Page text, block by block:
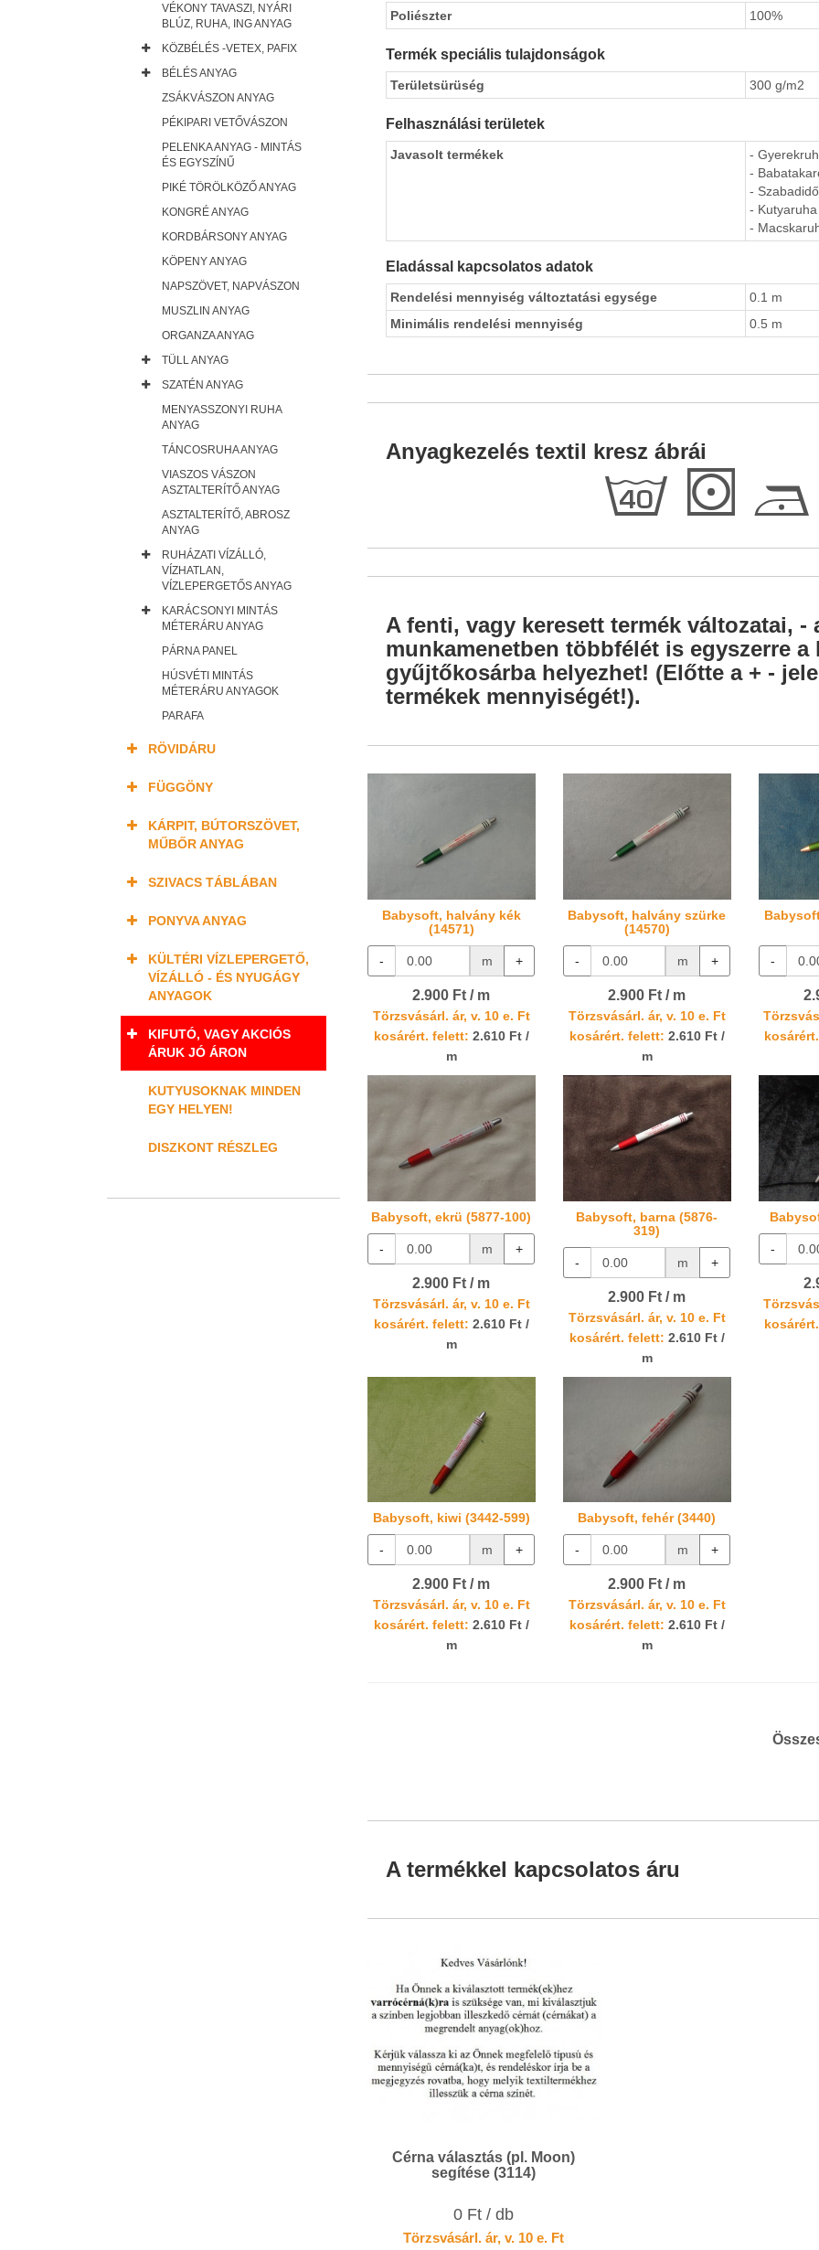
Poliészter 100%
Termék speciális tulajdonságok
Területsürüség 300 g/m2
Felhasználási területek
Javasolt termékek
-
-
-
- Kutyaruha
-
Eladással kapcsolatos adatok
Rendelési mennyiség változtatási egysége
0.1 m
Minimális rendelési mennyiség
0.5 m
Anyagkezelés textil kresz ábrái
h S D
A fenti, vagy keresett termék változatai,
munkamenetben többfélét is egyszerre
gyűjtőkosárba helyezhet! (Előtte a + -
termékek mennyiségét!).
Babysoft, halvány kék
(14571)
- m +
2.900 Ft / m
Törzsvásárl. ár, v. 10 e. Ft
kosárért. felett: 2.610 Ft /
m
Babysoft, halvány szürke
(14570)
- m +
2.900 Ft / m
Törzsvásárl. ár, v. 10 e. Ft
kosárért. felett: 2.610 Ft /
m
-
Babysoft, ekrü (5877-100)
- m +
2.900 Ft / m
Törzsvásárl. ár, v. 10 e. Ft
kosárért. felett: 2.610 Ft /
m
Babysoft, barna (5876-
319)
- m +
2.900 Ft / m
Törzsvásárl. ár, v. 10 e. Ft
kosárért. felett: 2.610 Ft /
m
-
Babysoft, kiwi (3442-599)
- m +
2.900 Ft / m
Törzsvásárl. ár, v. 10 e. Ft
kosárért. felett: 2.610 Ft /
m
Babysoft, fehér (3440)
- m +
2.900 Ft / m
Törzsvásárl. ár, v. 10 e. Ft
kosárért. felett: 2.610 Ft /
m
A termékkel kapcsolatos áru
Cérna választás (pl. Moon)
segítése (3114)
0 Ft / db
Törzsvásárl. ár, v. 10 e. Ft
VÉKONY TAVASZI, NYÁRI
BLÚZ, RUHA, ING ANYAG
KÖZBÉLÉS -VETEX, PAFIX
BÉLÉS ANYAG
ZSÁKVÁSZON ANYAG
PÉKIPARI VETŐVÁSZON
PELENKA ANYAG - MINTÁS
ÉS EGYSZÍNŰ
PIKÉ TÖRÖLKÖZŐ ANYAG
KONGRÉ ANYAG
KORDBÁRSONY ANYAG
KÖPENY ANYAG
NAPSZÖVET, NAPVÁSZON
MUSZLIN ANYAG
ORGANZA ANYAG
TÜLL ANYAG
SZATÉN ANYAG
MENYASSZONYI RUHA
ANYAG
TÁNCOSRUHA ANYAG
VIASZOS VÁSZON
ASZTALTERÍTŐ ANYAG
ASZTALTERÍTŐ, ABROSZ
ANYAG
RUHÁZATI VÍZÁLLÓ,
VÍZHATLAN,
VÍZLEPERGETŐS ANYAG
KARÁCSONYI MINTÁS
MÉTERÁRU ANYAG
PÁRNA PANEL
HÚSVÉTI MINTÁS
MÉTERÁRU ANYAGOK
PARAFA
RÖVIDÁRU
FÜGGÖNY
KÁRPIT, BÚTORSZÖVET,
MŰBŐR ANYAG
SZIVACS TÁBLÁBAN
PONYVA ANYAG
KÜLTÉRI VÍZLEPERGETŐ,
VÍZÁLLÓ - ÉS NYUGÁGY
ANYAGOK
KIFUTÓ, VAGY AKCIÓS
ÁRUK JÓ ÁRON
KUTYUSOKNAK MINDEN
EGY HELYEN!
DISZKONT RÉSZLEG